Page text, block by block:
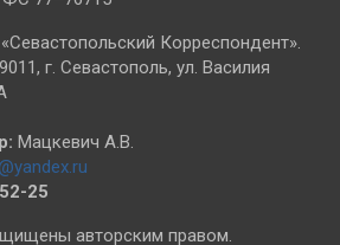
Корреспондент».
г. Севастополь, ул. Василия
Мацкевич А.В.
25
авторским правом.